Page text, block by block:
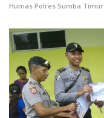
Humas Polres Sumba Timur